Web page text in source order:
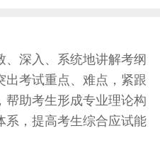
、深入、系统地讲解考纲
出考试重点、难点，紧跟
帮助考生形成专业理论构
系，提高考生综合应试能